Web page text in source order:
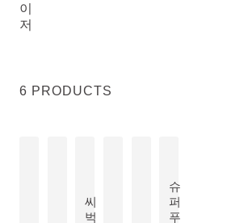
이
저
6 PRODUCTS
씨
벅
슈
퍼
푸